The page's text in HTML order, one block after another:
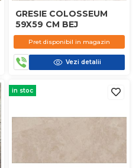
GRESIE COLOSSEUM
59X59 CM BEJ
Pret disponibil in magazin
Vezi detalii
in stoc